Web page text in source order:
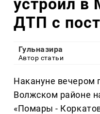
ДТП с
Гульназира
Автор статьи
Накануне вечером
Волжском районе
«Помары -